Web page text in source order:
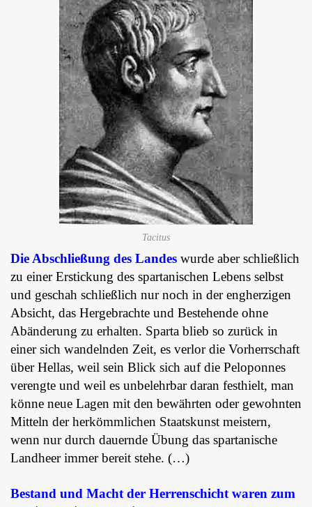
Tacitus
Die Abschließung des Landes wurde aber schließlich
zu einer Erstickung des spartanischen Lebens selbst
und geschah schließlich nur noch in der engherzigen
Absicht, das Hergebrachte und Bestehende ohne
Abänderung zu erhalten. Sparta blieb so zurück in
einer sich wandelnden Zeit, es verlor die Vorherrschaft
über Hellas, weil sein Blick sich auf die Peloponnes
verengte und weil es unbelehrbar daran festhielt, man
könne neue Lagen mit den bewährten oder gewohnten
Mitteln der herkömmlichen Staatskunst meistern,
wenn nur durch dauernde Übung das spartanische
Landheer immer bereit stehe. (…)
Bestand und Macht der Herrenschicht waren zum